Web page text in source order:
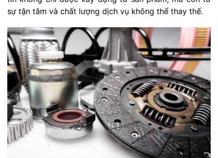
sự tận tâm và chất lượng dịch vụ không thể thay thế.